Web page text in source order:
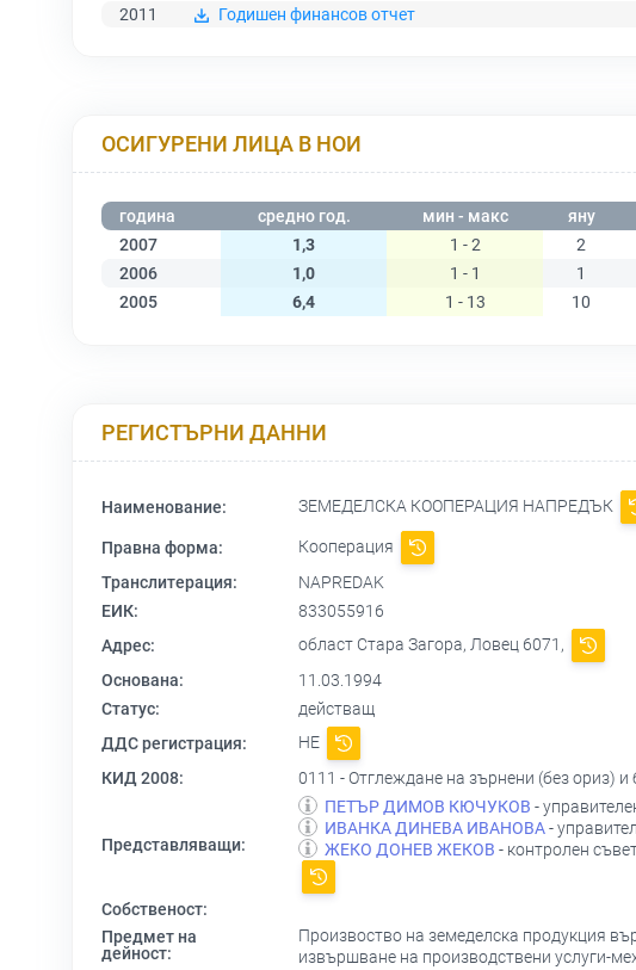
2011
Годишен финансов отчет
ОСИГУРЕНИ ЛИЦА В НОИ
година средно год. мин - макс яну
2007
1,3 1 - 2 2
2006
1,0 1 - 1 1
2005
6,4 1 - 13 10
РЕГИСТЪРНИ ДАННИ
Наименование: ЗЕМЕДЕЛСКА КООПЕРАЦИЯ НАПРЕДЪК
Правна форма:
Кооперация
Транслитерация:
NAPREDAK
ЕИК:
833055916
Адрес:
област Стара Загора, Ловец 6071,
Основана:
11.03.1994
Статус:
действащ
ДДС регистрация:
НЕ
КИД 2008:
0111 - Отглеждане на зърнени (без ориз)
Представляващи:
ПЕТЪР ДИМОВ КЮЧУКОВ -
ИВАНКА ДИНЕВА ИВАНОВА-
ЖЕКО ДОНЕВ ЖЕКОВ - контролен
Собственост:
Предмет на
дейност:
Произвоство на земеделска продукция
извършване на производствени услуги-